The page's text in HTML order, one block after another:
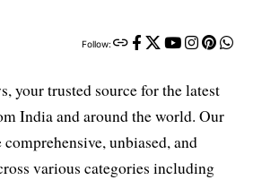
Follow:
your trusted source for the latest
India and around the world. Our
unbiased, and
various categories including